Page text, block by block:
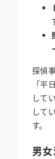
探偵
「平
して
して
す。
男